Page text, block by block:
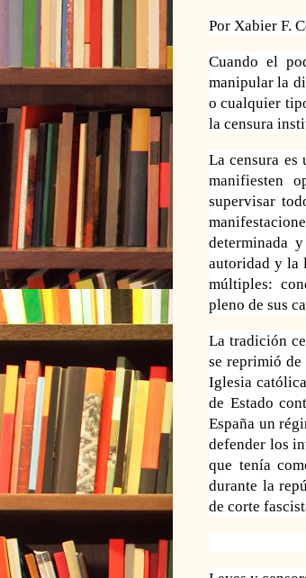
Por Xabier F.
Cuando el
manipular la
o cualquier
la censura
La censura
manifiesten
supervisar
determinada
autoridad y la
múltiples:
pleno de sus
La tradición
se reprimió
Iglesia
de Estado
España un
defender los
que tenía
durante la
de corte